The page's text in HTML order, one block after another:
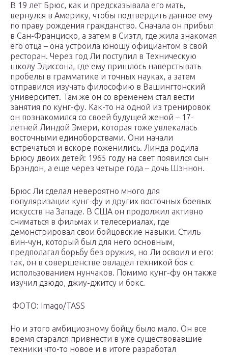
В 19 лет Брюс, как и предсказывала его мать,
вернулся в Америку, чтобы подтвердить данное ему
по праву рождения гражданство. Сначала он прибыл
в Сан-Франциско, а затем в Сиэтл, где жила знакомая
его отца – она устроила юношу официантом в свой
ресторан. Через год Ли поступил в Техническую
школу Эдиссона, где ему пришлось наверстывать
пробелы в грамматике и точных науках, а затем
отправился изучать философию в Вашингтонский
университет. Там же он со временем стал вести
занятия по кунг-фу. Как-то на одной из тренировок
он познакомился со своей будущей женой – 17-
летней Линдой Эмери, которая тоже увлекалась
восточными единоборствами. Они начали
встречаться и вскоре поженились. Линда родила
Брюсу двоих детей: 1965 году на свет появился сын
Брэндон, а еще через четыре года – дочь Шэннон.
Брюс Ли сделал невероятно много для
популяризации кунг-фу и других восточных боевых
искусств на Западе. В США он продолжил активно
сниматься в фильмах и телесериалах, где
демонстрировал свои бойцовские навыки. Стиль
вин-чун, который был для него основным,
предполагал борьбу без оружия, но Ли освоил и его:
так, он в совершенстве овладел техникой боя с
использованием нунчаков. Помимо кунг-фу он также
изучил дзюдо, джиу-джитсу и бокс.
ФОТО: Imago/TASS
Но и этого амбициозному бойцу было мало. Он все
время старался привнести в уже существовавшие
техники что-то новое и в итоге разработал